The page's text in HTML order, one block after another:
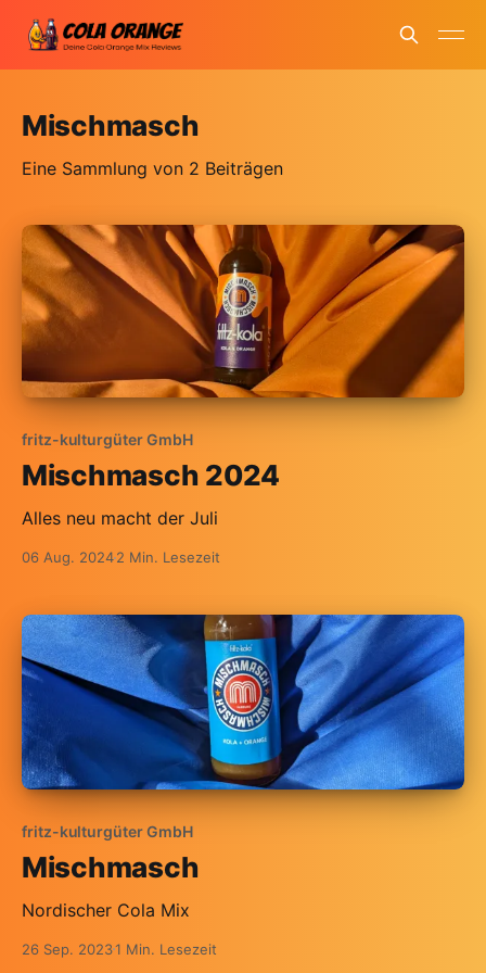
Mischmasch
Eine Sammlung von 2 Beiträgen
fritz-kulturgüter GmbH
Mischmasch 2024
Alles neu macht der Juli
06 Aug. 20242 Min. Lesezeit
fritz-kulturgüter GmbH
Mischmasch
Nordischer Cola Mix
26 Sep. 20231 Min. Lesezeit